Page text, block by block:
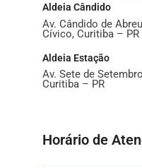
Aldeia Cândido
Av. Cândido de
Cívico, Curitiba – PR
Aldeia Estação
Av. Sete de
Curitiba – PR
Horário de